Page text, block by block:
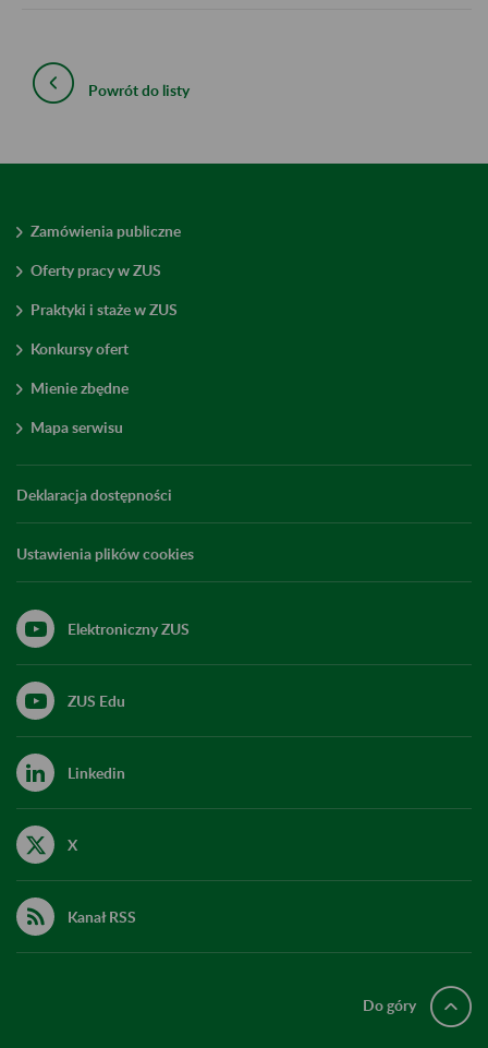
Powrót do listy
Zamówienia publiczne
Oferty pracy w ZUS
Praktyki i staże w ZUS
Konkursy ofert
Mienie zbędne
Mapa serwisu
Deklaracja dostępności
Ustawienia plików cookies
Elektroniczny ZUS
ZUS Edu
Linkedin
X
Kanał RSS
Do góry